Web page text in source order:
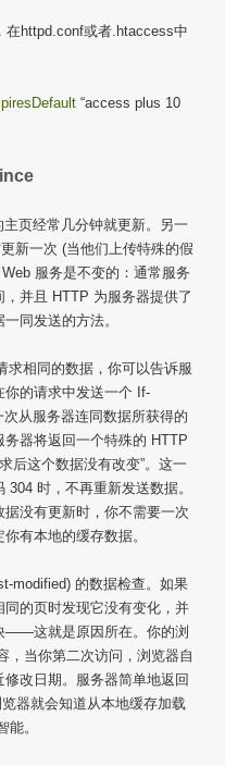
在httpd.conf或者.htaccess中
“access plus 10
页经常几分钟就更新。另一
新一次 (当他们上传特殊的假
服务是不变的：通常服务
并且 HTTP 为服务器提供了
同发送的方法。
求相同的数据，你可以告诉服
你的请求中发送一个 If-
从服务器连同数据所获得的
器将返回一个特殊的 HTTP
后这个数据没有改变”。这一
时，不再重新发送数据。
没有更新时，你不需要一次
有本地的缓存数据。
modified) 的数据检查。如果
的页时发现它没有变化，并
——这就是原因所在。你的浏
，当你第二次访问，浏览器自
改日期。服务器简单地返回
器就会知道从本地缓存加载
。